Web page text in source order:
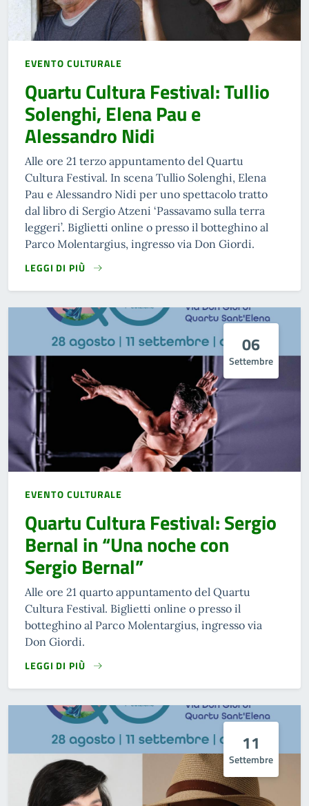
EVENTO CULTURALE
Quartu Cultura Festival: Tullio
Solenghi, Elena Pau e
Alessandro Nidi
Alle ore 21 terzo appuntamento del Quartu
Cultura Festival. In scena Tullio Solenghi, Elena
Pau e Alessandro Nidi per uno spettacolo tratto
dal libro di Sergio Atzeni ‘Passavamo sulla terra
leggeri’. Biglietti online o presso il botteghino al
Parco Molentargius, ingresso via Don Giordi.
LEGGI DI PIÙ
06
Settembre
EVENTO CULTURALE
Quartu Cultura Festival: Sergio
Bernal in “Una noche con
Sergio Bernal”
Alle ore 21 quarto appuntamento del Quartu
Cultura Festival. Biglietti online o presso il
botteghino al Parco Molentargius, ingresso via
Don Giordi.
LEGGI DI PIÙ
11
Settembre